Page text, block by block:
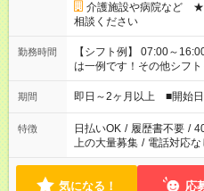
介護施設や病院など ★
相談ください
勤務時間
【シフト例】 07:00～16:00
は一例です！その他シフト
期間 即日～2ヶ月以上 ■開始日
特徴 日払いOK / 履歴書不要 /
上の大量募集 / 電話対応な
気になる！ 応